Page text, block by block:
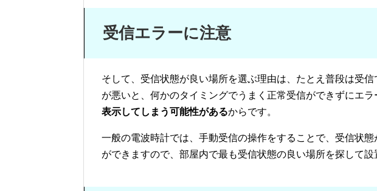
受信エラーに注意
そして、受信状態が良い場所を選ぶ理由は、たとえ普段は受
が悪いと、何かのタイミングでうまく正常受信ができずにエラ
表示してしまう可能性があるからです。
一般の電波時計では、手動受信の操作をすることで、受信状
ができますので、部屋内で最も受信状態の良い場所を探して設